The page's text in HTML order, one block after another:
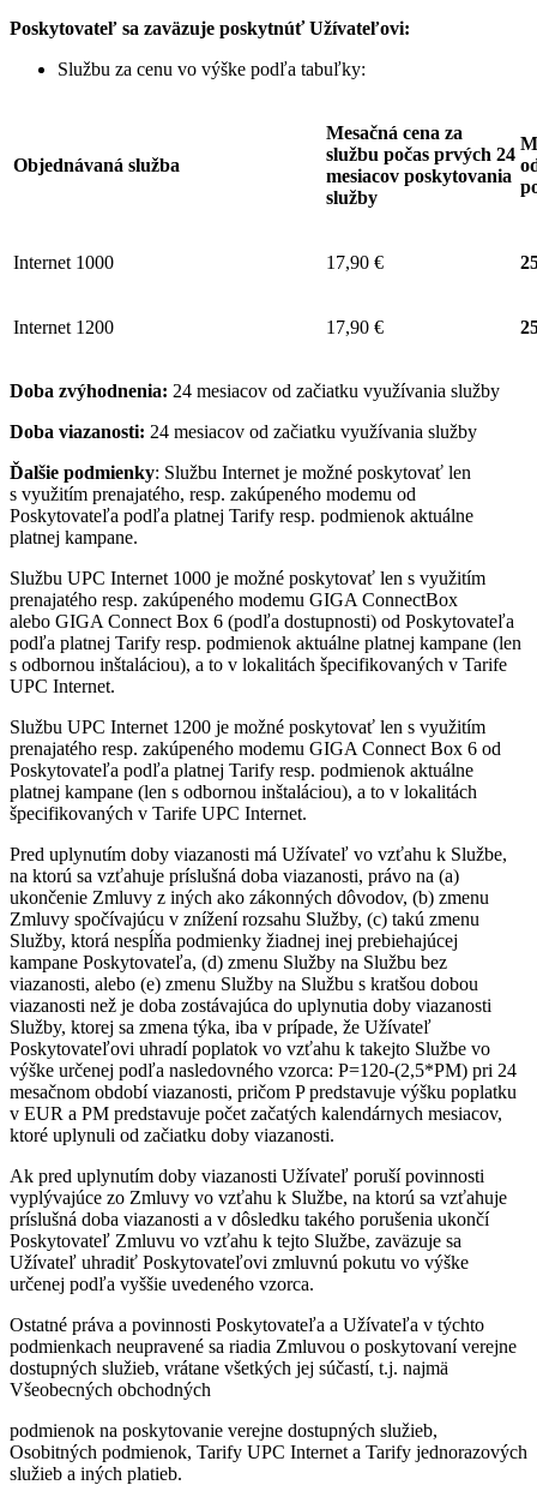
Poskytovateľ sa zaväzuje poskytnúť Užívateľovi:
Službu za cenu vo výške podľa tabuľky:
Objednávaná služba
Mesačná cena za
službu počas prvých 24
mesiacov poskytovania
služby
Internet 1000 17,90 €
Internet 1200 17,90 €
Doba zvýhodnenia: 24 mesiacov od začiatku využívania služby
Doba viazanosti: 24 mesiacov od začiatku využívania služby
Ďalšie podmienky: Službu Internet je možné poskytovať len
s využitím prenajatého, resp. zakúpeného modemu od
Poskytovateľa podľa platnej Tarify resp. podmienok aktuálne
platnej kampane.
Službu UPC Internet 1000 je možné poskytovať len s využitím
prenajatého resp. zakúpeného modemu GIGA ConnectBox
alebo GIGA Connect Box 6 (podľa dostupnosti) od Poskytovateľa
podľa platnej Tarify resp. podmienok aktuálne platnej kampane (len
s odbornou inštaláciou), a to v lokalitách špecifikovaných v Tarife
UPC Internet.
Službu UPC Internet 1200 je možné poskytovať len s využitím
prenajatého resp. zakúpeného modemu GIGA Connect Box 6 od
Poskytovateľa podľa platnej Tarify resp. podmienok aktuálne
platnej kampane (len s odbornou inštaláciou), a to v lokalitách
špecifikovaných v Tarife UPC Internet.
Pred uplynutím doby viazanosti má Užívateľ vo vzťahu k Službe,
na ktorú sa vzťahuje príslušná doba viazanosti, právo na (a)
ukončenie Zmluvy z iných ako zákonných dôvodov, (b) zmenu
Zmluvy spočívajúcu v znížení rozsahu Služby, (c) takú zmenu
Služby, ktorá nespĺňa podmienky žiadnej inej prebiehajúcej
kampane Poskytovateľa, (d) zmenu Služby na Službu bez
viazanosti, alebo (e) zmenu Služby na Službu s kratšou dobou
viazanosti než je doba zostávajúca do uplynutia doby viazanosti
Služby, ktorej sa zmena týka, iba v prípade, že Užívateľ
Poskytovateľovi uhradí poplatok vo vzťahu k takejto Službe vo
výške určenej podľa nasledovného vzorca: P=120-(2,5*PM) pri 24
mesačnom období viazanosti, pričom P predstavuje výšku poplatku
v EUR a PM predstavuje počet začatých kalendárnych mesiacov,
ktoré uplynuli od začiatku doby viazanosti.
Ak pred uplynutím doby viazanosti Užívateľ poruší povinnosti
vyplývajúce zo Zmluvy vo vzťahu k Službe, na ktorú sa vzťahuje
príslušná doba viazanosti a v dôsledku takého porušenia ukončí
Poskytovateľ Zmluvu vo vzťahu k tejto Službe, zaväzuje sa
Užívateľ uhradiť Poskytovateľovi zmluvnú pokutu vo výške
určenej podľa vyššie uvedeného vzorca.
Ostatné práva a povinnosti Poskytovateľa a Užívateľa v týchto
podmienkach neupravené sa riadia Zmluvou o poskytovaní verejne
dostupných služieb, vrátane všetkých jej súčastí, t.j. najmä
Všeobecných obchodných
podmienok na poskytovanie verejne dostupných služieb,
Osobitných podmienok, Tarify UPC Internet a Tarify jednorazových
služieb a iných platieb.